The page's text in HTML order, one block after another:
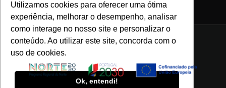
Utilizamos cookies para oferecer uma ótima
experiência, melhorar o desempenho, analisar
como interage no nosso site e personalizar o
conteúdo. Ao utilizar este site, concorda com o
uso de cookies.
Ok, entendi!
INOVFLOW Business Solutions © 2023 |
Política de Privacidade e Proteção de Dados
|